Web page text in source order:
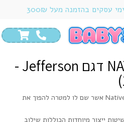
/ נעלי צעד שני /
נעלי תינוקות NATIVE דגם
נעלי תינוקות NATIVE דגם Jefferson -
מותג נעליים קנדי פופולרי במיוחד Native אשר שם לו למטרה להפוך את
ייצור מיוחדות הכוללות שילוב